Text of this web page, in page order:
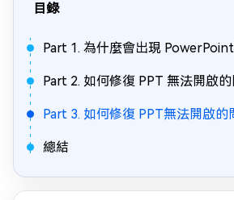
目錄
Part 1. 為什麼會出現 PowerPoint
Part 2. 如何修復 PPT 無法開啟的
Part 3. 如何修復 PPT無法開啟的
總結